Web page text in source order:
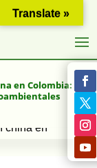
en Colombia:
Translate »